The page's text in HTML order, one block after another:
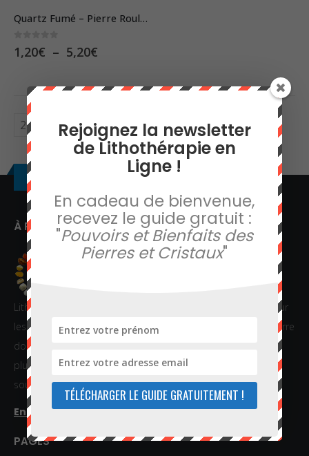
a
variations.
options
peuvent
être
choisies
sur
la
page
du
produit
Quartz Fumé – Pierre Roulée
1,20€ – 5,20€
1,20€
À propos
À PROPOS
Lithothérapie en Ligne vous offre informations et conseils sur
les pierres et cristaux de soins. Sur notre site, trouvez la pierre
dont vous recherchez les bienfaits et commandez-la dans
plus de 50 pays grâce à notre boutique en ligne. Nous vous
souhaitons une excellente visite !
En savoir plus...
PAGES
Rejoignez la newsletter
de Lithothérapie en
Ligne !
En cadeau de bienvenue,
recevez le guide gratuit :
"Pouvoirs et Bienfaits des
Pierres et Cristaux"
TÉLÉCHARGER LE GUIDE GRATUITEMENT !